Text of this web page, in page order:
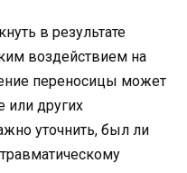
в результате
воздействием на
переносицы может
или других
уточнить, был ли